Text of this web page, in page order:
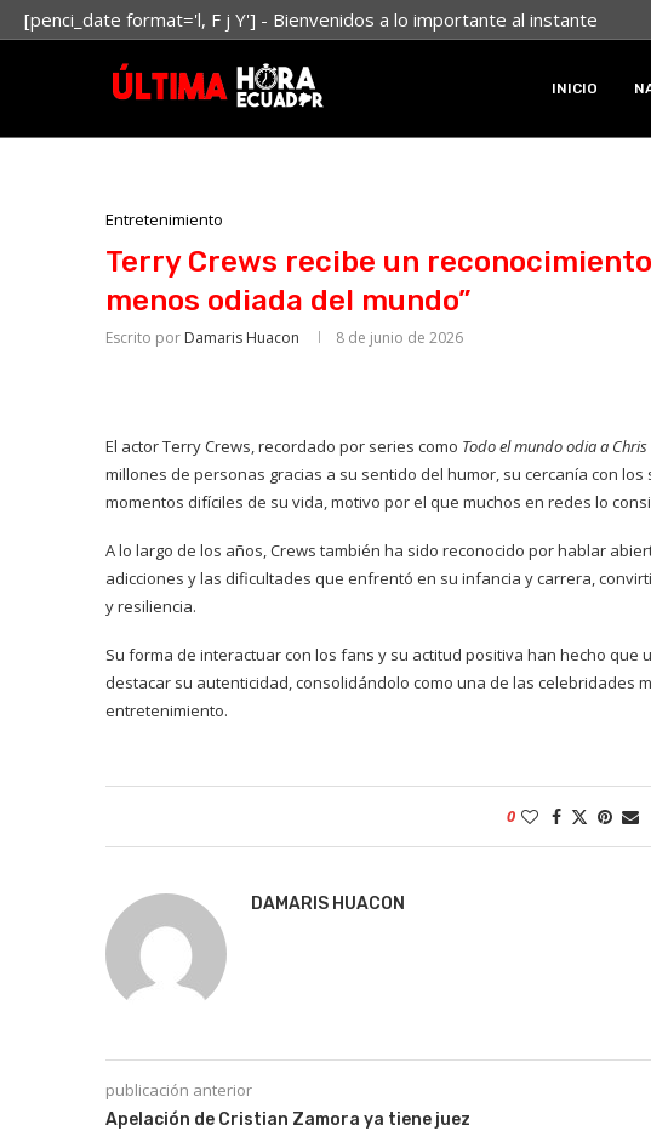
[penci_date format='l, F j Y'] - Bienvenidos a lo importante al instante
INICIO
Entretenimiento
Terry Crews recibe un
menos odiada del mundo”
Escrito por Damaris Huacon 8 de junio de 2026
El actor Terry Crews, recordado por series como Todo el mundo odia a Chris
millones de personas gracias a su sentido del humor, su cercanía con
momentos difíciles de su vida, motivo por el que muchos en redes lo
A lo largo de los años, Crews también ha sido reconocido por hablar
adicciones y las dificultades que enfrentó en su infancia y carrera,
y resiliencia.
Su forma de interactuar con los fans y su actitud positiva han hecho
destacar su autenticidad, consolidándolo como una de las celebridades
entretenimiento.
0
DAMARIS HUACON
publicación anterior
Apelación de Cristian Zamora ya tiene juez